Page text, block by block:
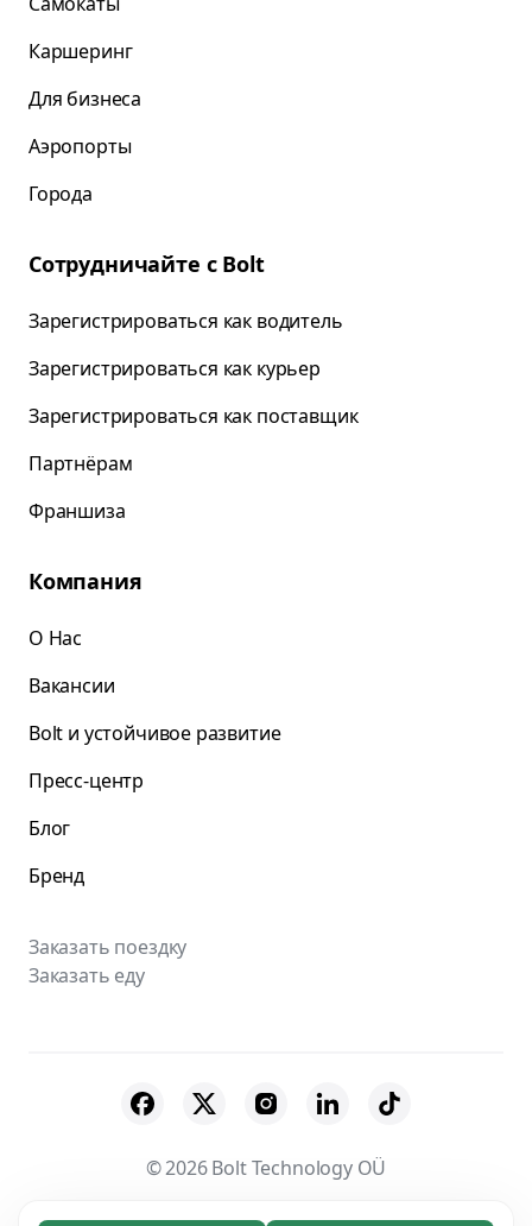
Каршеринг
Для бизнеса
Аэропорты
Города
Сотрудничайте с Bolt
Зарегистрироваться как водитель
Зарегистрироваться как курьер
Зарегистрироваться как поставщик
Партнёрам
Франшиза
Компания
О Нас
Вакансии
Bolt и устойчивое развитие
Пресс-центр
Блог
Бренд
Заказать поездку
Заказать еду
© 2026 Bolt Technology OÜ